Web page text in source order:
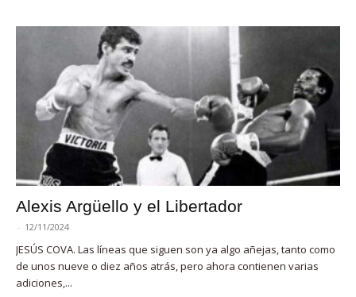
Alexis Argüello y el Libertador
- 12/11/2024
JESÚS COVA. Las líneas que siguen son ya algo añejas, tanto como
de unos nueve o diez años atrás, pero ahora contienen varias
adiciones,...